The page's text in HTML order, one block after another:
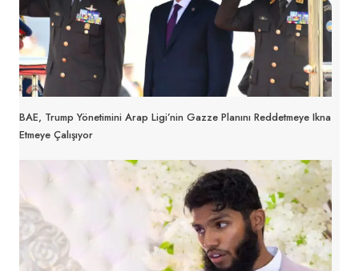
BAE, Trump Yönetimini Arap Ligi’nin Gazze Planını Reddetmeye Ikna
Etmeye Çalışıyor